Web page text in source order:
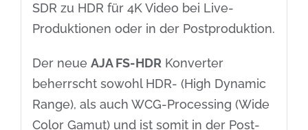
SDR zu HDR für 4K Video bei Live-
Produktionen oder in der Postproduktion.
Der neue AJA FS-HDRKonverter
beherrscht sowohl HDR- (High Dynamic
Range), als auch WCG-Processing (Wide
Color Gamut) und ist somit in der Post-